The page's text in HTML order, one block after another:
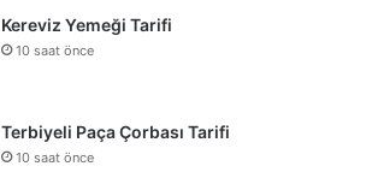
Kereviz Yemeği Tarifi
10 saat önce
Terbiyeli Paça Çorbası Tarifi
10 saat önce